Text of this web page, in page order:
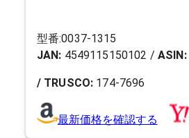
型番:0037-1315
JAN: 4549115150102 / ASIN:
/ TRUSCO: 174-7696
最新価格を確認する